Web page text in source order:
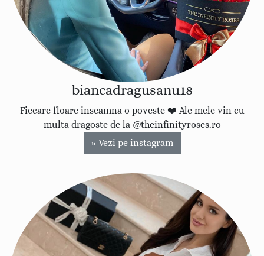
biancadragusanu18
Fiecare floare inseamna o poveste ❤️ Ale mele vin cu
multa dragoste de la @theinfinityroses.ro
» Vezi pe instagram